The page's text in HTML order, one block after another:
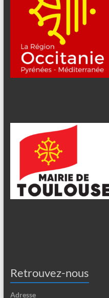
Retrouvez-nous
Adresse